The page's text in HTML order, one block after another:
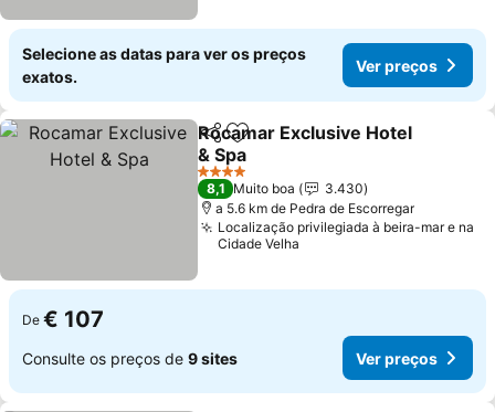
Selecione as datas para ver os preços
exatos.
Ver preços
PartilharAdicionar aos favoritos
Rocamar Exclusive Hotel
& Spa
Ver preços
4 Estrelas
8,1 Muito boa
3.430
a 5.6 km de Pedra de Escorregar
Localização privilegiada à beira-mar e na
Cidade Velha
De € 107
Consulte os preços de 9 sites Ver preços